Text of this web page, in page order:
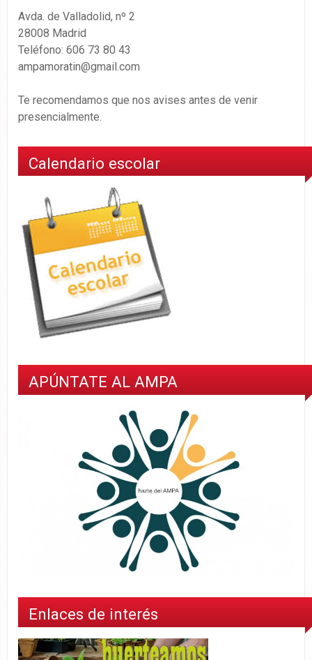
Avda. de Valladolid, nº 2
28008 Madrid
Teléfono: 606 73 80 43
ampamoratin@gmail.com
Te recomendamos que nos avises antes de venir
presencialmente.
Calendario escolar
APÚNTATE AL AMPA
Enlaces de interés